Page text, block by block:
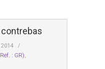
/
: GR)